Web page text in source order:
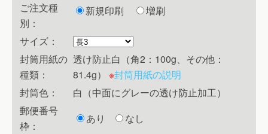
ご注文種
別：
新規印刷 増刷
サイズ：
封筒用紙の
種類：
透け防止白（角2：100g、その他：
81.4g） ※封筒用紙の説明
封筒色：
白（中面にグレーの透け防止加工）
郵便番号
枠：
あり なし